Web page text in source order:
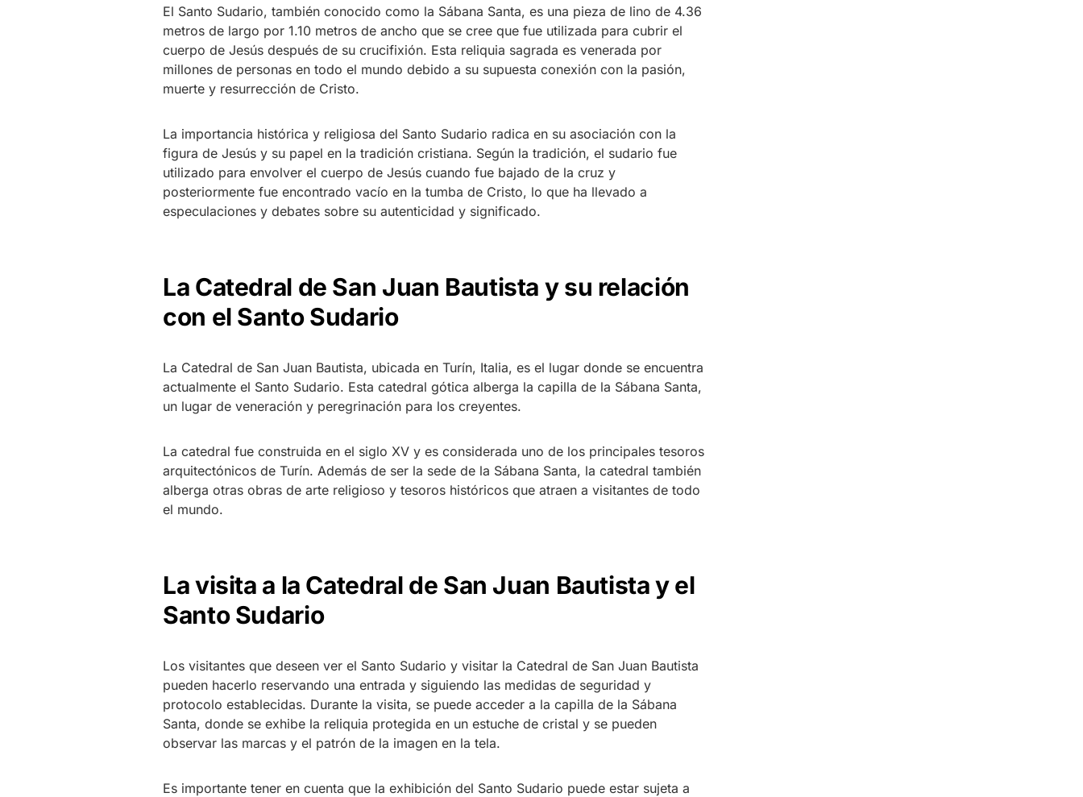
El Santo Sudario, también conocido como la Sábana Santa, es una pieza de lino de 4.36
metros de largo por 1.10 metros de ancho que se cree que fue utilizada para cubrir el
cuerpo de Jesús después de su crucifixión. Esta reliquia sagrada es venerada por
millones de personas en todo el mundo debido a su supuesta conexión con la pasión,
muerte y resurrección de Cristo.
La importancia histórica y religiosa del Santo Sudario radica en su asociación con la
figura de Jesús y su papel en la tradición cristiana. Según la tradición, el sudario fue
utilizado para envolver el cuerpo de Jesús cuando fue bajado de la cruz y
posteriormente fue encontrado vacío en la tumba de Cristo, lo que ha llevado a
especulaciones y debates sobre su autenticidad y significado.
La Catedral de San Juan Bautista y su relación
con el Santo Sudario
La Catedral de San Juan Bautista, ubicada en Turín, Italia, es el lugar donde se encuentra
actualmente el Santo Sudario. Esta catedral gótica alberga la capilla de la Sábana Santa,
un lugar de veneración y peregrinación para los creyentes.
La catedral fue construida en el siglo XV y es considerada uno de los principales tesoros
arquitectónicos de Turín. Además de ser la sede de la Sábana Santa, la catedral también
alberga otras obras de arte religioso y tesoros históricos que atraen a visitantes de todo
el mundo.
La visita a la Catedral de San Juan Bautista y el
Santo Sudario
Los visitantes que deseen ver el Santo Sudario y visitar la Catedral de San Juan Bautista
pueden hacerlo reservando una entrada y siguiendo las medidas de seguridad y
protocolo establecidas. Durante la visita, se puede acceder a la capilla de la Sábana
Santa, donde se exhibe la reliquia protegida en un estuche de cristal y se pueden
observar las marcas y el patrón de la imagen en la tela.
Es importante tener en cuenta que la exhibición del Santo Sudario puede estar sujeta a